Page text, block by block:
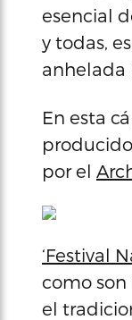
esencial
y todas,
anhelada
En esta
por el
‘Festival
como son
el